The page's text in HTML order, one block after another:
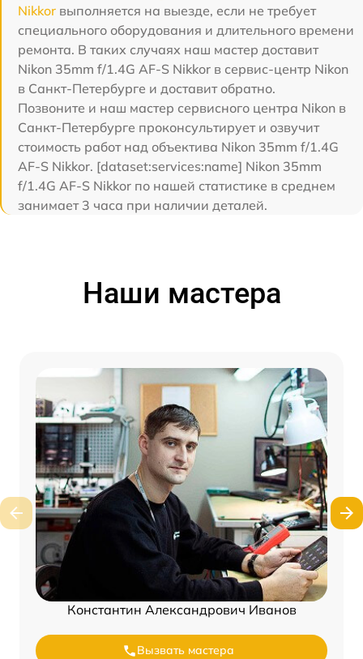
Nikkor выполняется на выезде, если не требует
специального оборудования и длительного времени
ремонта. В таких случаях наш мастер доставит
Nikon 35mm f/1.4G AF-S Nikkor в сервис-центр Nikon
в Санкт-Петербурге и доставит обратно.
Позвоните и наш мастер сервисного центра Nikon в
Санкт-Петербурге проконсультирует и озвучит
стоимость работ над объектива Nikon 35mm f/1.4G
AF-S Nikkor. [dataset:services:name] Nikon 35mm
f/1.4G AF-S Nikkor по нашей статистике в среднем
занимает 3 часа при наличии деталей.
Наши мастера
Константин Александрович Иванов
Вызвать мастера